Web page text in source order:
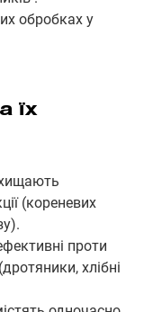
обробках у
їх
(кореневих
проти
хлібні